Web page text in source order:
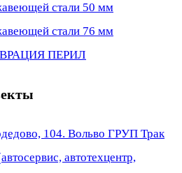
стали 50 мм
стали 76 мм
ПЕРИЛ
104. Вольво ГРУП Трак
автотехцентр,